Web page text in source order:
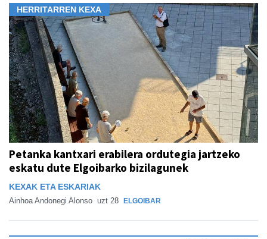
HERRITARREN KEXA
Petanka kantxari erabilera ordutegia jartzeko
eskatu dute Elgoibarko bizilagunek
KEXAK ETA ESKARIAK
Ainhoa Andonegi Alonso uzt 28 ELGOIBAR